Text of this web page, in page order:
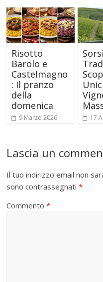
Risotto
Barolo e
Castelmagno
: Il pranzo
della
domenica
9 Marzo 2026 17
Lascia un
Il tuo indirizzo email non
sono contrassegnati*
Commento*